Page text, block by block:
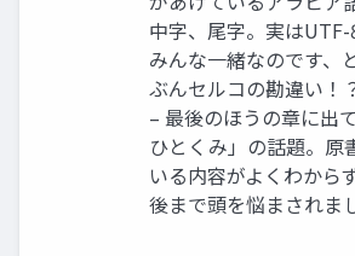
中字、尾字。実は
みんな一緒なのです、
ぶんセルコの勘違い！
– 最後のほうの章に出
ひとくみ」の話題。原
いる内容がよくわから
後まで頭を悩まされま